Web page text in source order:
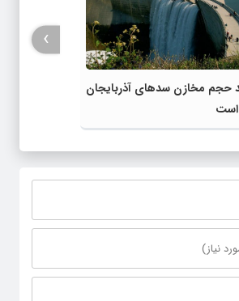
حجم مخازن سدهای آذربایجان
است
›